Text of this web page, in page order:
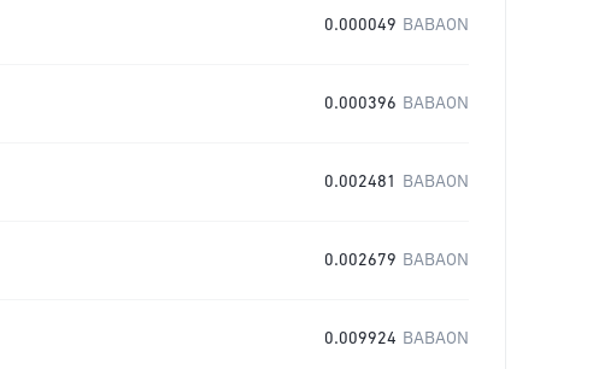
0.000049 BABAON
0.000396 BABAON
0.002481 BABAON
0.002679 BABAON
0.009924 BABAON